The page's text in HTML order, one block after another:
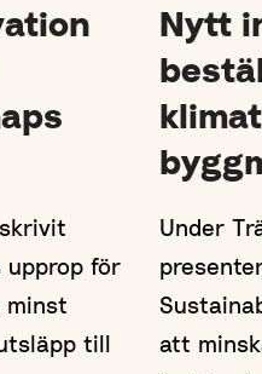
upprop för
minst
till
Nytt
Under
att